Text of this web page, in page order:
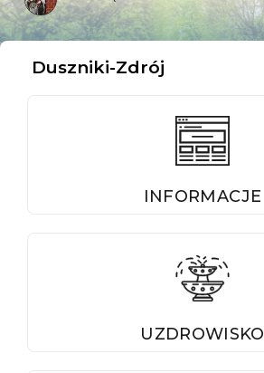
Duszniki-Zdrój
INFORMACJE
UZDROWISKO